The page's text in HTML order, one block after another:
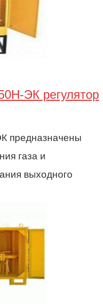
ЭК регулятор
предназначены
газа и
выходного